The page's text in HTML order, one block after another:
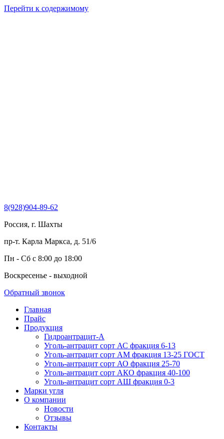
Перейти к содержимому
8(928)904-89-62
Россия, г. Шахты
пр-т. Карла Маркса, д. 51/6
Пн - Сб с 8:00 до 18:00
Воскресенье - выходной
Обратный звонок
Главная
Прайс
Продукция
Гидроантрацит-А
Уголь-антрацит сорт АС фракция 6-13
Уголь-антрацит сорт АМ фракция 13-25 ГОСТ
Уголь-антрацит сорт АО фракция 25-70
Уголь-антрацит сорт АКО фракция 40-100
Уголь-антрацит сорт АШ фракция 0-3
Марки угля
О компании
Новости
Отзывы
Контакты